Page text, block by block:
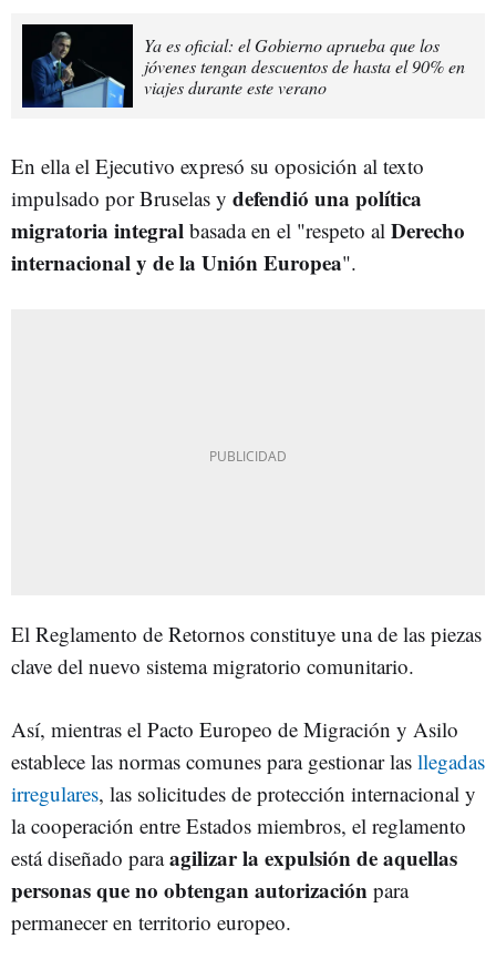
Ya es oficial: el Gobierno aprueba que los
jóvenes tengan descuentos de hasta el 90% en
viajes durante este verano
En ella el Ejecutivo expresó su oposición al texto
impulsado por Bruselas y defendió una política
migratoria integral basada en el "respeto al Derecho
internacional y de la Unión Europea".
El Reglamento de Retornos constituye una de las piezas
clave del nuevo sistema migratorio comunitario.
Así, mientras el Pacto Europeo de Migración y Asilo
establece las normas comunes para gestionar las llegadas
irregulares, las solicitudes de protección internacional y
la cooperación entre Estados miembros, el reglamento
está diseñado paraagilizar la expulsión de aquellas
personas que no obtengan autorización para
permanecer en territorio europeo.